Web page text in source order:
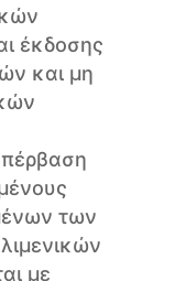
έκδοσης
και μη
των
με